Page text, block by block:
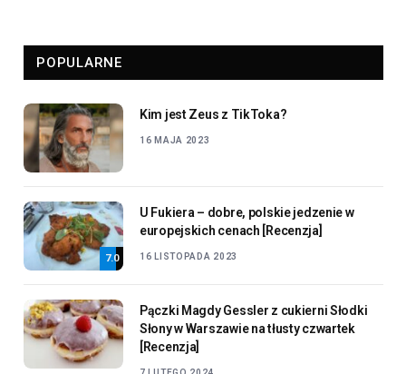
POPULARNE
Kim jest Zeus z TikToka?
16 MAJA 2023
7.0
U Fukiera – dobre, polskie jedzenie w
europejskich cenach [Recenzja]
16 LISTOPADA 2023
Pączki Magdy Gessler z cukierni Słodki
Słony w Warszawie na tłusty czwartek
[Recenzja]